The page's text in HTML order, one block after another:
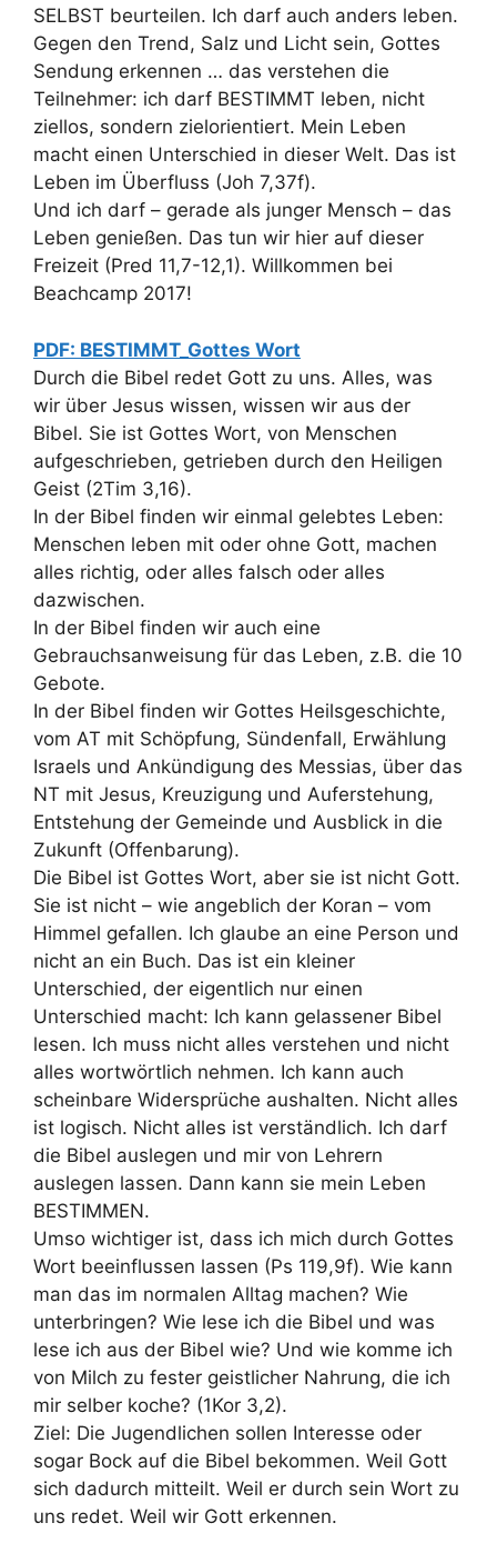
SELBST beurteilen. Ich darf auch anders leben.
Gegen den Trend, Salz und Licht sein, Gottes
Sendung erkennen … das verstehen die
Teilnehmer: ich darf BESTIMMT leben, nicht
ziellos, sondern zielorientiert. Mein Leben
macht einen Unterschied in dieser Welt. Das ist
Leben im Überfluss (Joh 7,37f).
Und ich darf – gerade als junger Mensch – das
Leben genießen. Das tun wir hier auf dieser
Freizeit (Pred 11,7-12,1). Willkommen bei
Beachcamp 2017!
PDF: BESTIMMT_Gottes Wort
Durch die Bibel redet Gott zu uns. Alles, was
wir über Jesus wissen, wissen wir aus der
Bibel. Sie ist Gottes Wort, von Menschen
aufgeschrieben, getrieben durch den Heiligen
Geist (2Tim 3,16).
In der Bibel finden wir einmal gelebtes Leben:
Menschen leben mit oder ohne Gott, machen
alles richtig, oder alles falsch oder alles
dazwischen.
In der Bibel finden wir auch eine
Gebrauchsanweisung für das Leben, z.B. die 10
Gebote.
In der Bibel finden wir Gottes Heilsgeschichte,
vom AT mit Schöpfung, Sündenfall, Erwählung
Israels und Ankündigung des Messias, über das
NT mit Jesus, Kreuzigung und Auferstehung,
Entstehung der Gemeinde und Ausblick in die
Zukunft (Offenbarung).
Die Bibel ist Gottes Wort, aber sie ist nicht Gott.
Sie ist nicht – wie angeblich der Koran – vom
Himmel gefallen. Ich glaube an eine Person und
nicht an ein Buch. Das ist ein kleiner
Unterschied, der eigentlich nur einen
Unterschied macht: Ich kann gelassener Bibel
lesen. Ich muss nicht alles verstehen und nicht
alles wortwörtlich nehmen. Ich kann auch
scheinbare Widersprüche aushalten. Nicht alles
ist logisch. Nicht alles ist verständlich. Ich darf
die Bibel auslegen und mir von Lehrern
auslegen lassen. Dann kann sie mein Leben
BESTIMMEN.
Umso wichtiger ist, dass ich mich durch Gottes
Wort beeinflussen lassen (Ps 119,9f). Wie kann
man das im normalen Alltag machen? Wie
unterbringen? Wie lese ich die Bibel und was
lese ich aus der Bibel wie? Und wie komme ich
von Milch zu fester geistlicher Nahrung, die ich
mir selber koche? (1Kor 3,2).
Ziel: Die Jugendlichen sollen Interesse oder
sogar Bock auf die Bibel bekommen. Weil Gott
sich dadurch mitteilt. Weil er durch sein Wort zu
uns redet. Weil wir Gott erkennen.